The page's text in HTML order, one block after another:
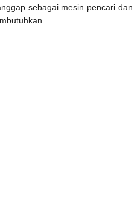
sebagai mesin pencari dan